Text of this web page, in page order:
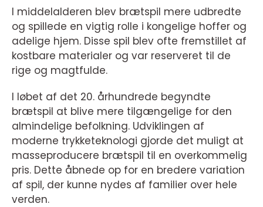
I middelalderen blev brætspil mere udbredte
og spillede en vigtig rolle i kongelige hoffer og
adelige hjem. Disse spil blev ofte fremstillet af
kostbare materialer og var reserveret til de
rige og magtfulde.
I løbet af det 20. århundrede begyndte
brætspil at blive mere tilgængelige for den
almindelige befolkning. Udviklingen af
moderne trykketeknologi gjorde det muligt at
masseproducere brætspil til en overkommelig
pris. Dette åbnede op for en bredere variation
af spil, der kunne nydes af familier over hele
verden.